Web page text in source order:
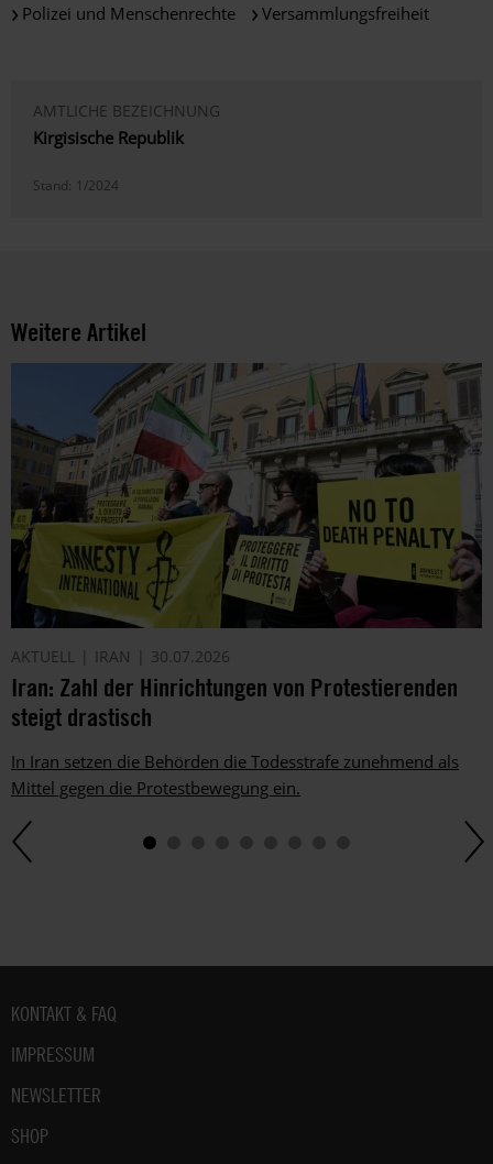
Polizei und Menschenrechte Versammlungsfreiheit
AMTLICHE BEZEICHNUNG
Kirgisische Republik
Stand: 1/2024
Weitere Artikel
AKTUELL IRAN 30.07.2026
Iran: Zahl der Hinrichtungen von Protestierenden
steigt drastisch
In Iran setzen die Behörden die Todesstrafe zunehmend als
Mittel gegen die Protestbewegung ein.
Fußbereich
KONTAKT & FAQ
IMPRESSUM
NEWSLETTER
SHOP